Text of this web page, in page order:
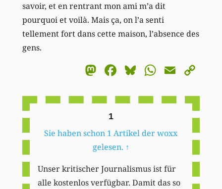
savoir, et en rentrant mon ami m’a dit
pourquoi et voilà. Mais ça, on l’a senti
tellement fort dans cette maison, l’absence des
gens.
Mastodon
Facebook
BlueskyEmail
1
Sie haben schon 1 Artikel der woxx
gelesen. ↑
Unser kritischer Journalismus ist für
alle kostenlos verfügbar. Damit das so